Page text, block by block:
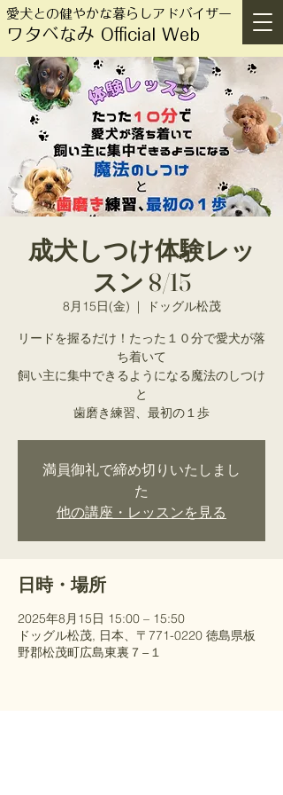
愛犬との健やかな暮らしアドバイザー
ワタベなみ Official Web
成犬しつけ体験レッ
スン 8/15
8月15日(金)
  |
ドッグル松茂
リードを握るだけ！たった１０分で愛犬が落
ち着いて
飼い主に集中できるようになる魔法のしつけ
と
歯磨き練習、最初の１歩
満員御礼で締め切りいたしまし
た
他の講座・レッスンを見る
日時・場所
2025年8月15日 15:00 – 15:50
ドッグル松茂, 日本、〒771-0220 徳島県板
野郡松茂町広島東裏７−１